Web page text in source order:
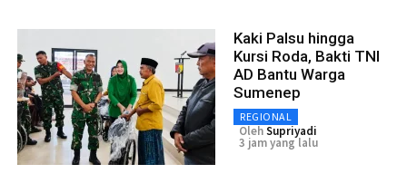
Kaki Palsu hingga
Kursi Roda, Bakti TNI
AD Bantu Warga
Sumenep
REGIONAL
OlehSupriyadi
3 jam yang lalu